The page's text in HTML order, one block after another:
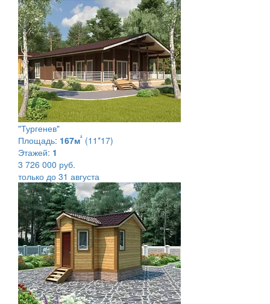
"Тургенев"
Площадь: 167м² (11*17)
Этажей: 1
3 726 000 руб.
только до 31 августа